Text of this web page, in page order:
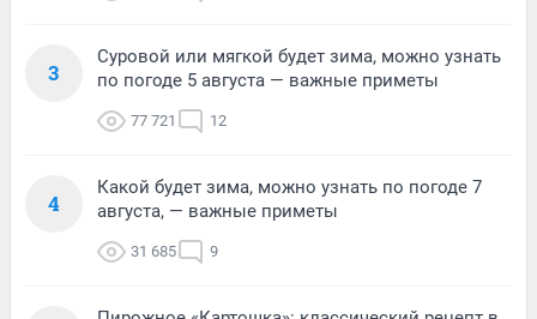
3
Суровой или мягкой будет зима, можно узнать
по погоде 5 августа — важные приметы
77 721 12
4
Какой будет зима, можно узнать по погоде 7
августа, — важные приметы
31 685 9